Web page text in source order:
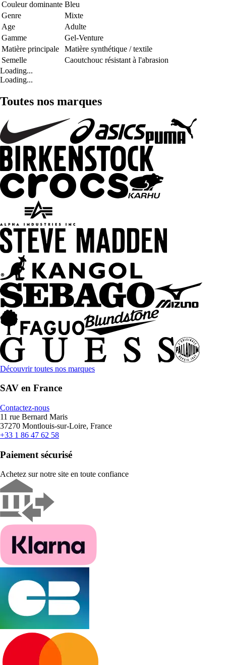
Couleur dominante Bleu
Genre
Mixte
Age
Adulte
Gamme
Gel-Venture
Matière principale
Matière synthétique / textile
Semelle
Caoutchouc résistant à l'abrasion
Loading...
Loading...
Toutes nos marques
Découvrir toutes nos marques
SAV en France
Contactez-nous
11 rue Bernard Maris
37270 Montlouis-sur-Loire, France
+33 1 86 47 62 58
Paiement sécurisé
Achetez sur notre site en toute confiance